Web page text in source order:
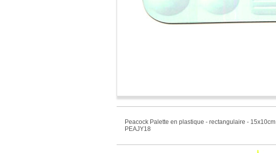
Peacock Palette en plastique - rectangulaire - 15x10cm
PEAJY18